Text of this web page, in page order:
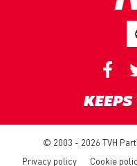
KEEPS
© 2003 - 2026 TVH
Privacy policy
Cookie